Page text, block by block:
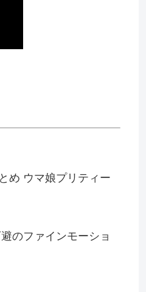
め ウマ娘プリティー
のファインモーショ